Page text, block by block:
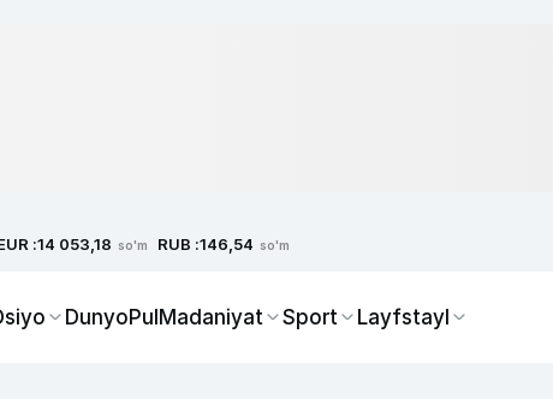
:14 053,18 so'm RUB :146,54 so'm
DunyoPulMadaniyat Sport Layfstayl